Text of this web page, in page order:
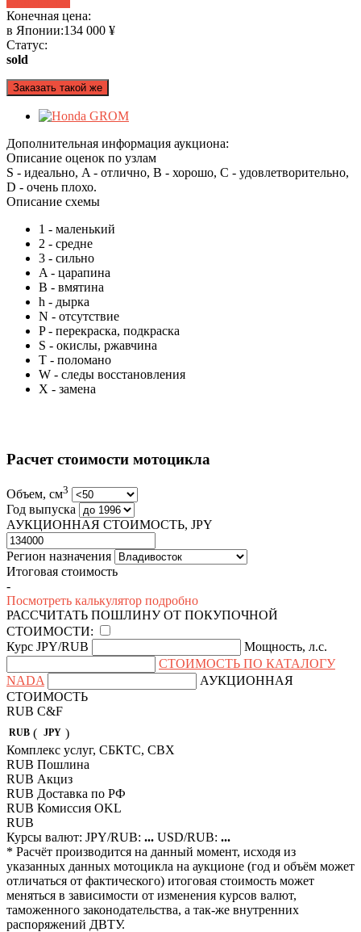
Конечная цена:
в Японии:134 000 ¥
Статус:
sold
Заказать такой же
Дополнительная информация аукциона:
Описание оценок по узлам
S - идеально, A - отлично, B - хорошо, C - удовлетворительно,
D - очень плохо.
Описание схемы
1 - маленький
2 - средне
3 - сильно
A - царапина
B - вмятина
h - дырка
N - отсутствие
P- перекраска, подкраска
S - окислы, ржавчина
T - поломано
W - следы восстановления
X - замена
Расчет стоимости мотоцикла
Объем, см3
Год выпуска
АУКЦИОННАЯ СТОИМОСТЬ, JPY
Регион назначения
Итоговая стоимость
-
Посмотреть калькулятор подробно
РАССЧИТАТЬ ПОШЛИНУ ОТ ПОКУПОЧНОЙ
СТОИМОСТИ:
Курс JPY/RUB
Мощность, л.с.
СТОИМОСТЬ ПО КАТАЛОГУ
NADA
АУКЦИОННАЯ
СТОИМОСТЬ
RUB C&F
RUB ( JPY )
Комплекс услуг, СБКТС, СВХ
RUB Пошлина
RUB Акциз
RUB Доставка по РФ
RUB Комиcсия OKL
RUB
Курсы валют: JPY/RUB: ... USD/RUB: ...
* Расчёт производится на данный момент, исходя из
указанных данных мотоцикла на аукционе (год и объём может
отличаться от фактического) итоговая стоимость может
меняться в зависимости от изменения курсов валют,
таможенного законодательства, а так-же внутренних
распоряжений ДВТУ.